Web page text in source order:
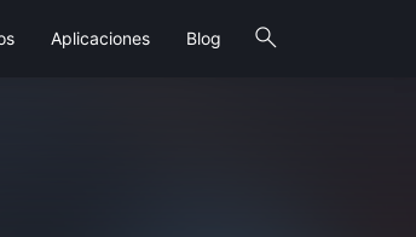
search
Aplicaciones Blog